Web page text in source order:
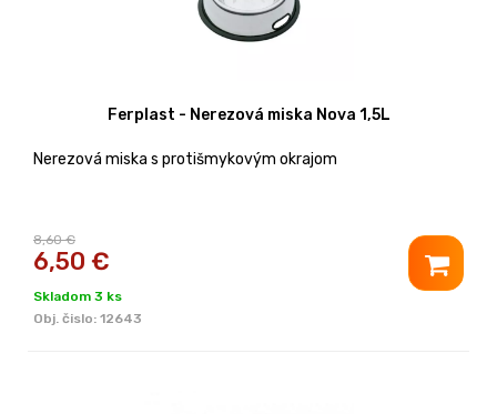
Ferplast - Nerezová miska Nova 1,5L
Nerezová miska s protišmykovým okrajom
8,60 €
6,50 €
Skladom 3 ks
Obj. čislo: 12643